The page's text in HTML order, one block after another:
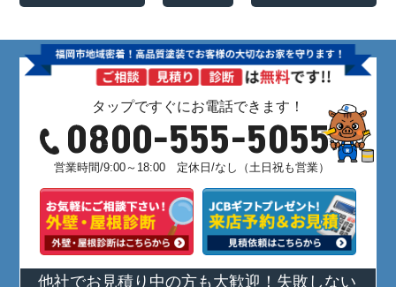
タップですぐにお電話できます！
0800-555-5055
営業時間/9:00～18:00 定休日/なし（土日祝も営業）
他社でお見積り中の方も大歓迎！失敗しない